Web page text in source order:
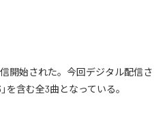
信開始された。今回デジタル配信さ
」を含む全3曲となっている。